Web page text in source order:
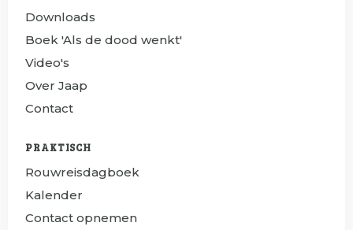
Downloads
Boek 'Als de dood wenkt'
Video's
Over Jaap
Contact
PRAKTISCH
Rouwreisdagboek
Kalender
Contact opnemen